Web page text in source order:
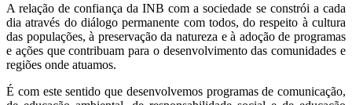
A relação de confiança da INB com a sociedade se constrói a cada
dia através do diálogo permanente com todos, do respeito à cultura
das populações, à preservação da natureza e à adoção de programas
e ações que contribuam para o desenvolvimento das comunidades e
regiões onde atuamos.
É com este sentido que desenvolvemos programas de comunicação,